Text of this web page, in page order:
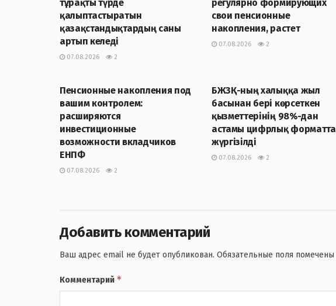
тұрақты түрде
қалыптастыратын
қазақстандықтардың саны
артып келеді
07.08.2026 2
регулярно формирующих
свои пенсионные
накопления, растет
07.08.2026 2
Пенсионные накопления под
вашим контролем:
расширяются
инвестиционные
возможности вкладчиков
ЕНПФ
07.08.2026 2
БЖЗҚ-ның халыққа жыл
басынан бері көрсеткен
қызметтерінің 98%-дан
астамы цифрлық форматта
жүргізілді
07.08.2026 2
Добавить комментарий
Ваш адрес email не будет опубликован. Обязательные поля помечены
Комментарий *